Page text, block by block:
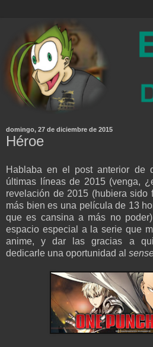
domingo, 27 de diciembre de 2015
Héroe
Hablaba en el post anterior de
últimas líneas de 2015 (venga,
revelación de 2015 (hubiera sido
más bien es una película de 13
que es cansina a más no
espacio especial a la serie que
anime, y dar las gracias a
dedicarle una oportunidad al